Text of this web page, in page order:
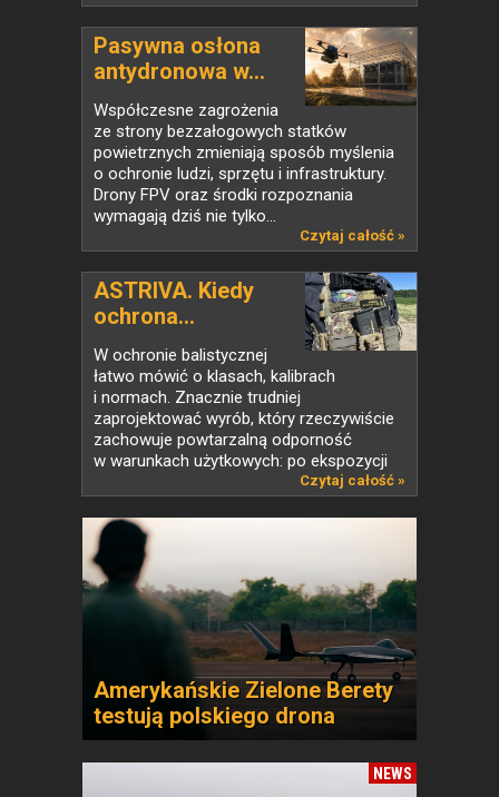
Pasywna osłona
antydronowa w...
Współczesne zagrożenia
ze strony bezzałogowych statków
powietrznych zmieniają sposób myślenia
o ochronie ludzi, sprzętu i infrastruktury.
Drony FPV oraz środki rozpoznania
wymagają dziś nie tylko...
Czytaj całość »
ASTRIVA. Kiedy
ochrona...
W ochronie balistycznej
łatwo mówić o klasach, kalibrach
i normach. Znacznie trudniej
zaprojektować wyrób, który rzeczywiście
zachowuje powtarzalną odporność
w warunkach użytkowych: po ekspozycji
Czytaj całość »
Amerykańskie Zielone Berety
testują polskiego drona
NEWS